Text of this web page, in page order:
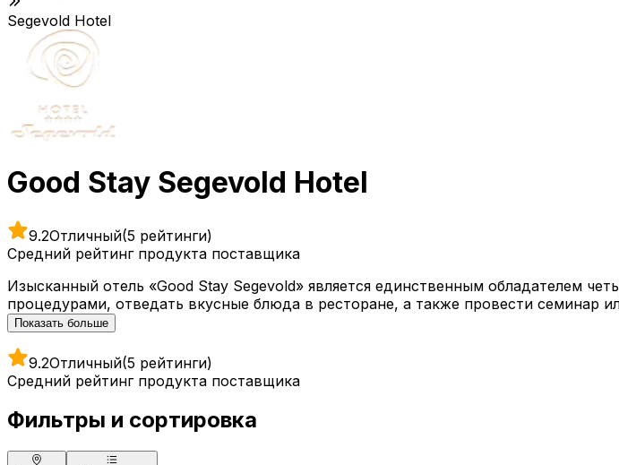
Segevold Hotel
Good Stay Segevold Hotel
9.2Отличный(5 рейтинги)
Средний рейтинг продукта поставщика
Изысканный отель «Good Stay Segevold» является единственным обладателем
процедурами, отведать вкусные блюда в ресторане, а также провести семинар
Показать больше
9.2Отличный(5 рейтинги)
Средний рейтинг продукта поставщика
Фильтры и сортировка